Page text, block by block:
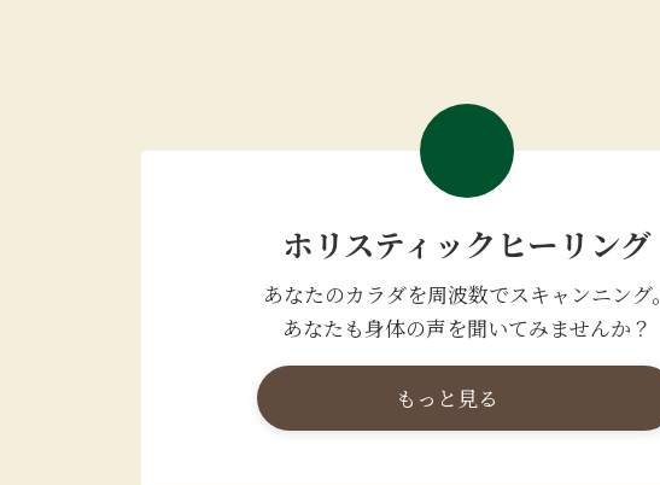
ホリスティックヒーリング
あなたのカラダを周波数でスキャンニング。
あなたも身体の声を聞いてみませんか？
もっと見る